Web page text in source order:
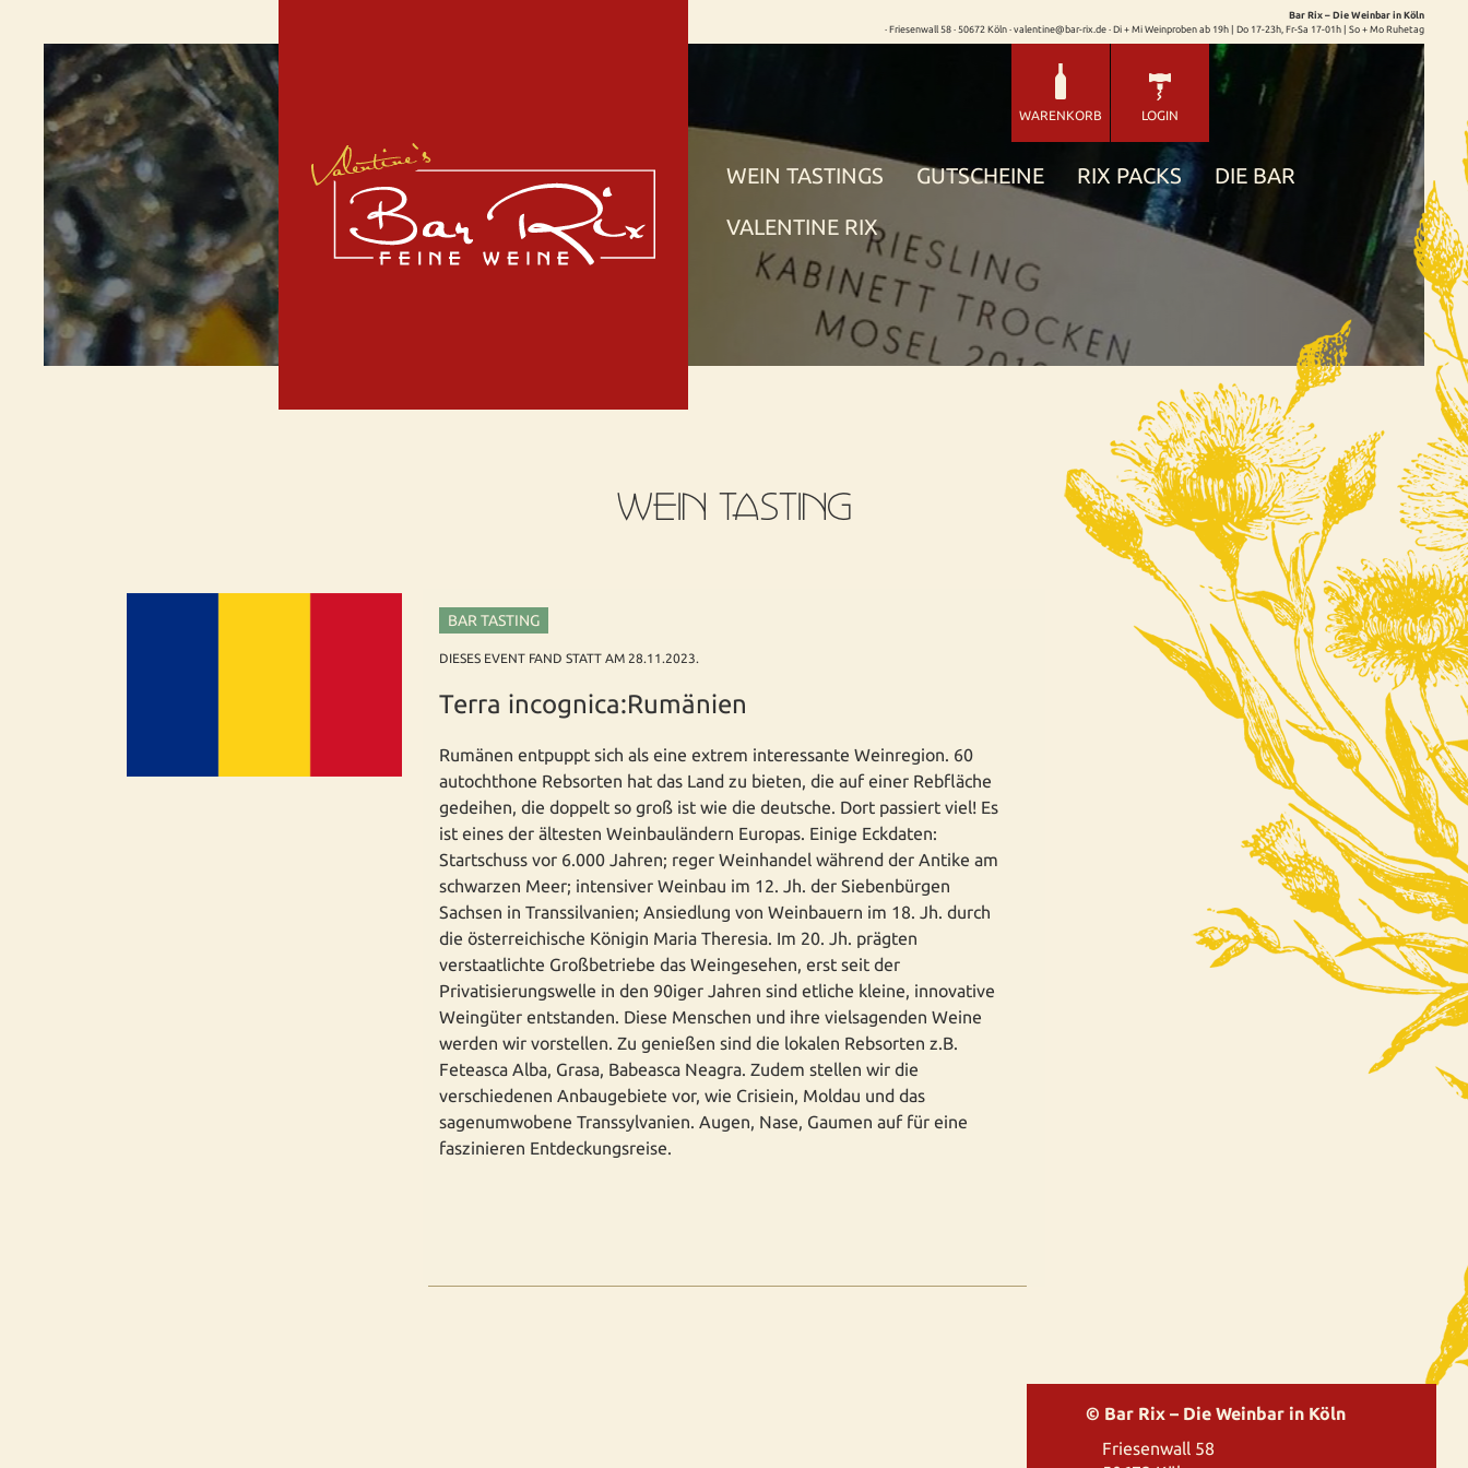
Bar Rix – Die Weinbar in Köln
· Friesenwall 58 · 50672 Köln · valentine@bar-rix.de · Di + Mi Weinproben ab 19h | Do 17-23h, Fr-Sa 17-01h | So + Mo Ruhetag
WARENKORB LOGIN
WEIN TASTINGS GUTSCHEINE RIX PACKS DIE BAR
VALENTINE RIX
WEIN TASTING
BAR TASTING
DIESES EVENT FAND STATT AM 28.11.2023.
Terra incognica:Rumänien
Rumänen entpuppt sich als eine extrem interessante Weinregion. 60
autochthone Rebsorten hat das Land zu bieten, die auf einer Rebfläche
gedeihen, die doppelt so groß ist wie die deutsche. Dort passiert viel! Es
ist eines der ältesten Weinbauländern Europas. Einige Eckdaten:
Startschuss vor 6.000 Jahren; reger Weinhandel während der Antike am
schwarzen Meer; intensiver Weinbau im 12. Jh. der Siebenbürgen
Sachsen in Transsilvanien; Ansiedlung von Weinbauern im 18. Jh. durch
die österreichische Königin Maria Theresia. Im 20. Jh. prägten
verstaatlichte Großbetriebe das Weingesehen, erst seit der
Privatisierungswelle in den 90iger Jahren sind etliche kleine, innovative
Weingüter entstanden. Diese Menschen und ihre vielsagenden Weine
werden wir vorstellen. Zu genießen sind die lokalen Rebsorten z.B.
Feteasca Alba, Grasa, Babeasca Neagra. Zudem stellen wir die
verschiedenen Anbaugebiete vor, wie Crisiein, Moldau und das
sagenumwobene Transsylvanien. Augen, Nase, Gaumen auf für eine
faszinieren Entdeckungsreise.
© Bar Rix – Die Weinbar in Köln
Friesenwall 58